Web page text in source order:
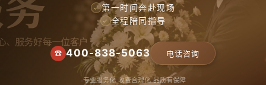
✓ 第一时间奔赴现场
✓ 全程陪同指导
☎ 400-838-5063 电话咨询
专业服务化 收费合理化 品质有保障